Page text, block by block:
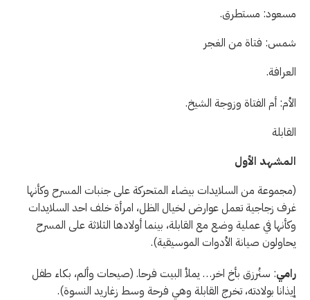
مسعود: مستطرق.
شمس: فتاة من الغجر
العرافة.
الأم: أم الفتاة وزوجة الشيخ.
القابلة
المشهد الأول
(مجموعة من السلايدات بيضاء المتحركة على جنبات المسرح وكأنها
غرف زجاجية تعمل عوارض لخيال الظل، امرأة خلف احد السلايدات
وكأنها في عملية وضع مع القابلة، بينما أولادها الثلاثة على المسرح
يحاولون صيانة الأدوات الموسيقية).
رامي: سنُرزق بأخ اخر… يملأ البيت فرحا. (صيحات وألم، بكاء طفل
إيذانا بولادته، تخرج القابلة وهي فرحة وسط زغاريد النسوة).